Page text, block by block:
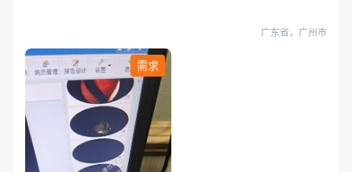
广东省，广州市
需求